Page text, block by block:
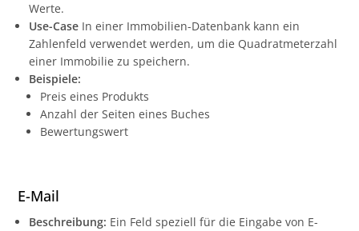
Werte.
Use-Case In einer Immobilien-Datenbank kann ein
Zahlenfeld verwendet werden, um die Quadratmeterzahl
einer Immobilie zu speichern.
Beispiele:
Preis eines Produkts
Anzahl der Seiten eines Buches
Bewertungswert
E-Mail
Beschreibung: Ein Feld speziell für die Eingabe von E-